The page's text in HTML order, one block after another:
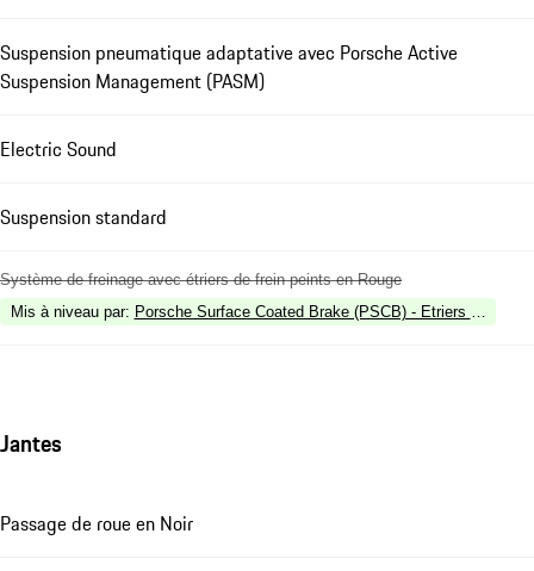
Suspension pneumatique adaptative avec Porsche Active
Suspension Management (PASM)
Electric Sound
Suspension standard
Système de freinage avec étriers de frein peints en Rouge
Mis à niveau par: Porsche Surface Coated Brake (PSCB) - Etriers de frein
Jantes
Passage de roue en Noir